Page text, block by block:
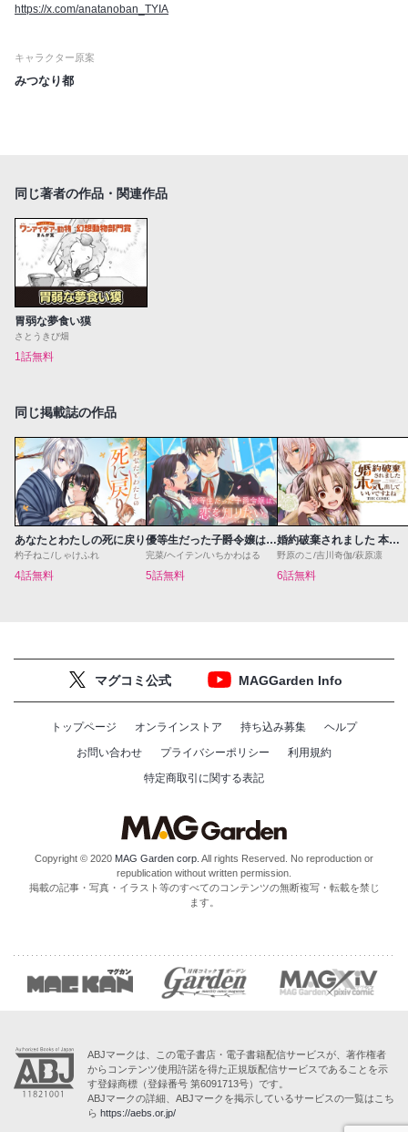
https://x.com/anatanoban_TYIA
キャラクター原案
みつなり都
同じ著者の作品・関連作品
胃弱な夢食い獏
さとうきび畑
1話無料
同じ掲載誌の作品
あなたとわたしの死に戻り
杓子ねこ/しゃけふれ
4話無料
優等生だった子爵令嬢は、恋を知りたい。 THE COMIC
完菜/ヘイテン/いちかわはる
5話無料
婚約破棄されました 本気出していいですよね THE COMIC
野原のこ/吉川奇伽/萩原凛
6話無料
マグコミ公式 MAGGarden Info
トップページ オンラインストア 持ち込み募集
ヘルプ
お問い合わせ
プライバシーポリシー
利用規約
特定商取引に関する表記
Copyright © 2020 MAG Garden corp. All rights Reserved. No reproduction or
republication without written permission.
掲載の記事・写真・イラスト等のすべてのコンテンツの無断複写・転載を禁じ
ます。
ABJマークは、この電子書店・電子書籍配信サービスが、著作権者
からコンテンツ使用許諾を得た正規版配信サービスであることを示
す登録商標（登録番号 第6091713号）です。
ABJマークの詳細、ABJマークを掲示しているサービスの一覧はこち
ら https://aebs.or.jp/